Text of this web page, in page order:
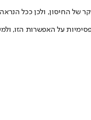
של החיסון, ולכן ככל
על האפשרות הזו,